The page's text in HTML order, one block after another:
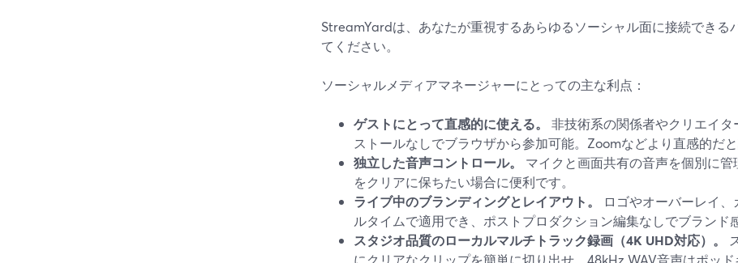
StreamYardは、あなたが重視するあらゆるソーシャル面に接続できる
てください。
ソーシャルメディアマネージャーにとっての主な利点：
ゲストにとって直感的に使える。
非技術系の関係者やクリエイ
ストールなしでブラウザから参加可能。Zoomなどより直感的だと
独立した音声コントロール。
マイクと画面共有の音声を個別に
をクリアに保ちたい場合に便利です。
ライブ中のブランディングとレイアウト。
ロゴやオーバーレイ
ルタイムで適用でき、ポストプロダクション編集なしでブランド
スタジオ品質のローカルマルチトラック録画（4K UHD対応）。
にクリアなクリップを簡単に切り出せ、48kHz WAV音声はポッ